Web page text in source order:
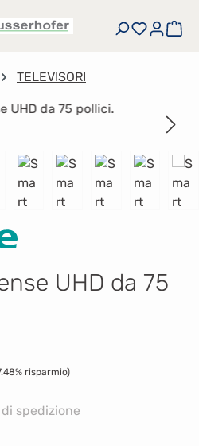
Hai 0Il
TELEVISORI
UHD da 75
risparmio)
spedizione